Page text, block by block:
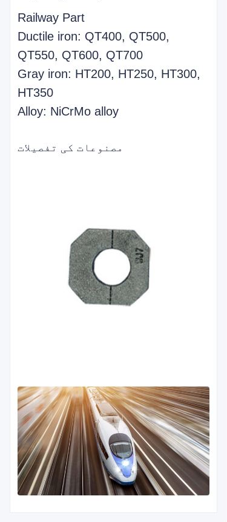
Railway Part
Ductile iron: QT400, QT500,
QT550, QT600, QT700
Gray iron: HT200, HT250, HT300,
HT350
Alloy: NiCrMo alloy
مصنوعات کی تفصیلات